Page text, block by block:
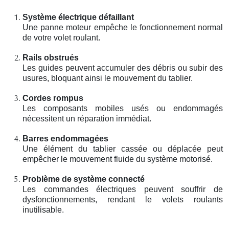
Système électrique défaillant
Une panne moteur empêche le fonctionnement normal
de votre volet roulant.
Rails obstrués
Les guides peuvent accumuler des débris ou subir des
usures, bloquant ainsi le mouvement du tablier.
Cordes rompus
Les composants mobiles usés ou endommagés
nécessitent un réparation immédiat.
Barres endommagées
Une élément du tablier cassée ou déplacée peut
empêcher le mouvement fluide du système motorisé.
Problème de système connecté
Les commandes électriques peuvent souffrir de
dysfonctionnements, rendant le volets roulants
inutilisable.